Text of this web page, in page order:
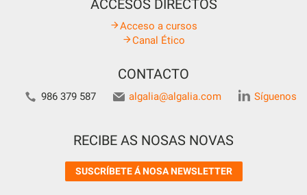
ACCESOS DIRECTOS
Acceso a cursos
Canal Ético
CONTACTO
986 379 587 algalia@algalia.com Síguenos
RECIBE AS NOSAS NOVAS
SUSCRÍBETE Á NOSA NEWSLETTER